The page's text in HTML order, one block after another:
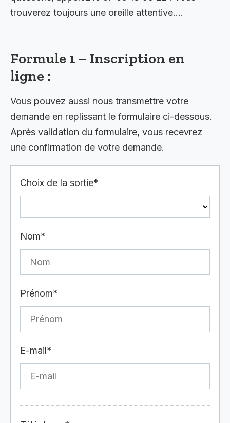
trouverez toujours une oreille attentive….
Formule 1 – Inscription en
ligne :
Vous pouvez aussi nous transmettre votre
demande en replissant le formulaire ci-dessous.
Après validation du formulaire, vous recevrez
une confirmation de votre demande.
Choix de la sortie*
Nom*
Prénom*
E-mail*